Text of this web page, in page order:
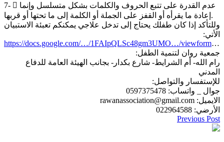
7-  عدم القدرة على تتبع الحروف والكلمات بشكل متسلسل وإنما
إعادة ما يقرأه أو القفز على الجملة أو الكلمة إلى ما تحتها أو قربها.
وللتأكد إذا كان طفلك يحتاج إلى تدخل علاجي يمكنكم تعبئة الاستبيان
الأتي:
https://docs.google.com/…/1FAIpQLSc48gm3UMO…/viewform…
جمعية روان لتنمية الطفل:
رام الله- أم الشرايط- شارع بكدار- بجانب الهيئة العامة للدفاع
المدني
للإستفسار والتواصل:
جوال _ واتساب: 0597375478
الايميل: rawanassociation@gmail.com
الأرضي: 022964588
Previous Post